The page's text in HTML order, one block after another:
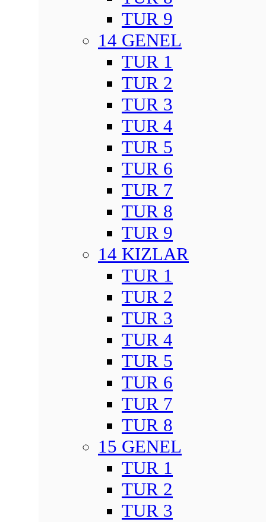
TUR 9
14 GENEL
TUR 1
TUR 2
TUR 3
TUR 4
TUR 5
TUR 6
TUR 7
TUR 8
TUR 9
14 KIZLAR
TUR 1
TUR 2
TUR 3
TUR 4
TUR 5
TUR 6
TUR 7
TUR 8
15 GENEL
TUR 1
TUR 2
TUR 3